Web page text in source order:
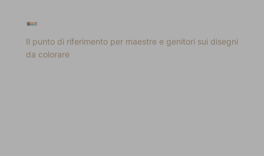
Il punto di riferimento per maestre e genitori sui disegni
da colorare